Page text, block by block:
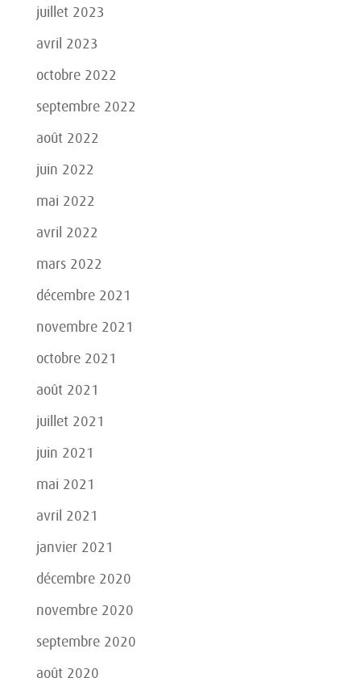
juillet 2023
avril 2023
octobre 2022
septembre 2022
août 2022
juin 2022
mai 2022
avril 2022
mars 2022
décembre 2021
novembre 2021
octobre 2021
août 2021
juillet 2021
juin 2021
mai 2021
avril 2021
janvier 2021
décembre 2020
novembre 2020
septembre 2020
août 2020